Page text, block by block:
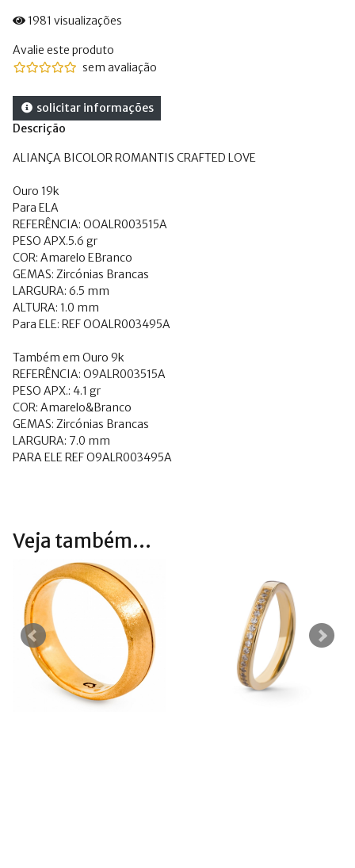
1981 visualizações
Avalie este produto
sem avaliação
solicitar informações
Descrição
ALIANÇA BICOLOR ROMANTIS CRAFTED LOVE
Ouro 19k
Para ELA
REFERÊNCIA: OOALR003515A
PESO APX.5.6 gr
COR: Amarelo EBranco
GEMAS: Zircónias Brancas
LARGURA: 6.5 mm
ALTURA: 1.0 mm
Para ELE: REF OOALR003495A
Também em Ouro 9k
REFERÊNCIA: O9ALR003515A
PESO APX.: 4.1 gr
COR: Amarelo&Branco
GEMAS: Zircónias Brancas
LARGURA: 7.0 mm
PARA ELE REF O9ALR003495A
Veja também...